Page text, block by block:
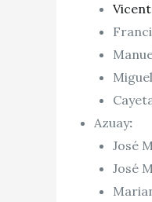
Azuay:
José
José